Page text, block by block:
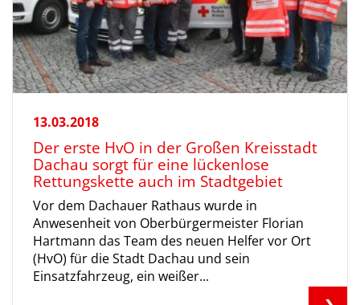
13.03.2018
Der erste HvO in der Großen Kreisstadt
Dachau sorgt für eine lückenlose
Rettungskette auch im Stadtgebiet
Vor dem Dachauer Rathaus wurde in
Anwesenheit von Oberbürgermeister Florian
Hartmann das Team des neuen Helfer vor Ort
(HvO) für die Stadt Dachau und sein
Einsatzfahrzeug, ein weißer...